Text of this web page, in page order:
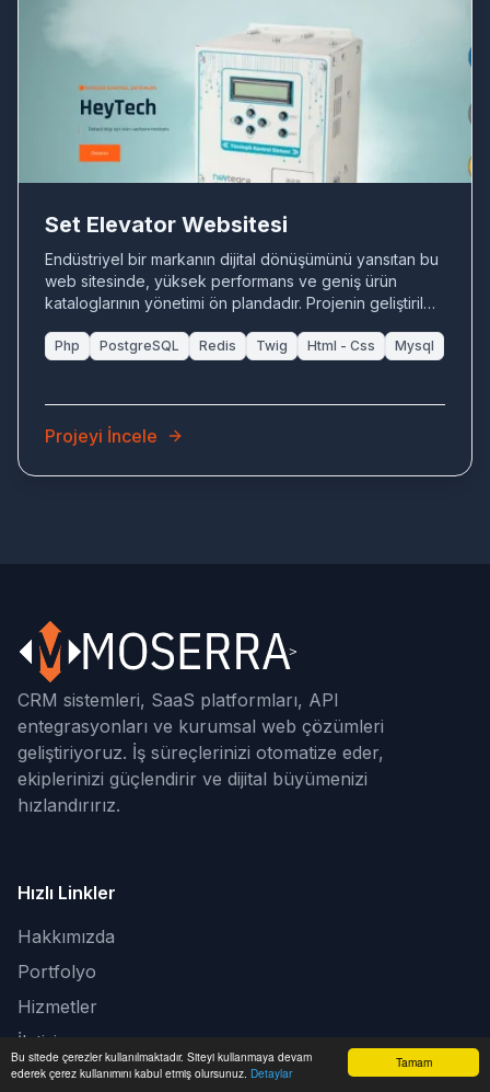
Tamam
Bu sitede çerezler kullanılmaktadır. Siteyi kullanmaya devam
ederek çerez kullanımını kabul etmiş olursunuz. Detaylar
SE
Set Elevator Websitesi
Endüstriyel bir markanın dijital dönüşümünü yansıtan bu
web sitesinde, yüksek performans ve geniş ürün
kataloglarının yönetimi ön plandadır. Projenin geliştirilme
kusursuz çalışan responsive bir yapı kurgulanmış,
Php PostgreSQL Redis Twig Html - Css Mysql
Projeyi İncele
CRM sistemleri, SaaS platformları, API
entegrasyonları ve kurumsal web çözümleri
geliştiriyoruz. İş süreçlerinizi otomatize eder,
ekiplerinizi güçlendirir ve dijital büyümenizi
hızlandırırız.
Hızlı Linkler
Hakkımızda
Portfolyo
Hizmetler
İletişim